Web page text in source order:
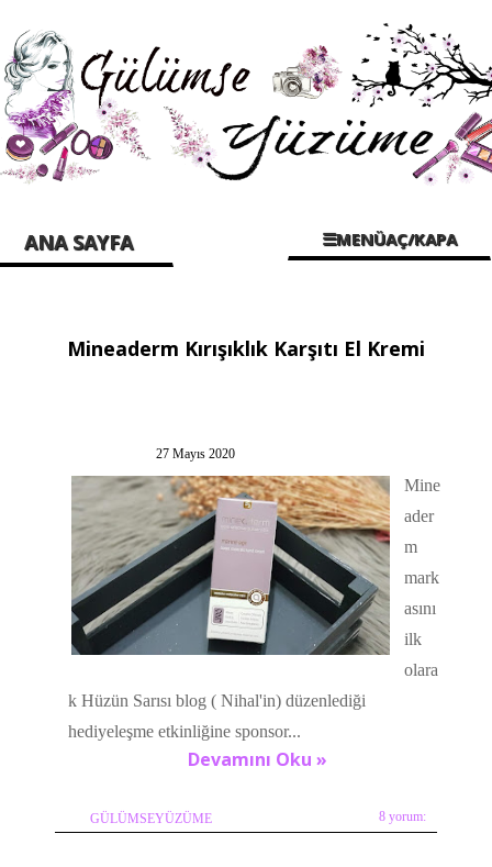
ANA SAYFA ☰MENÜAÇ/KAPA
Mineaderm Kırışıklık Karşıtı El Kremi
27 Mayıs 2020
Mine
ader
m
mark
asını
ilk
olara
k Hüzün Sarısı blog ( Nihal'in) düzenlediği
hediyeleşme etkinliğine sponsor...
Devamını Oku »
GÜLÜMSEYÜZÜME 8 yorum: